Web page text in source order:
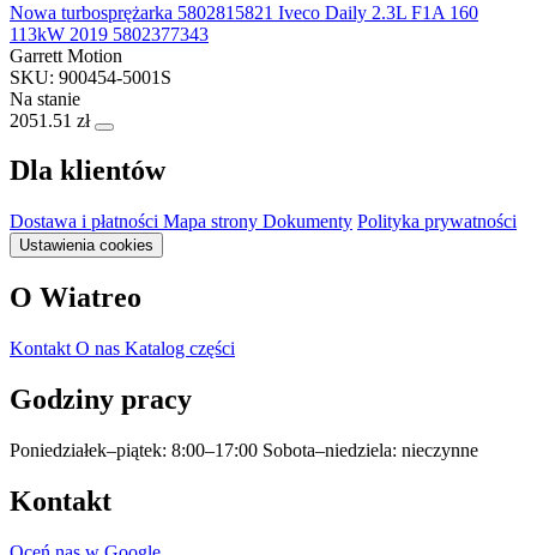
Nowa turbosprężarka 5802815821 Iveco Daily 2.3L F1A 160
113kW 2019 5802377343
Garrett Motion
SKU: 900454-5001S
Na stanie
2051.51 zł
Dla klientów
Dostawa i płatności Mapa strony Dokumenty Polityka prywatności
Ustawienia cookies
O Wiatreo
Kontakt O nas Katalog części
Godziny pracy
Poniedziałek–piątek: 8:00–17:00 Sobota–niedziela: nieczynne
Kontakt